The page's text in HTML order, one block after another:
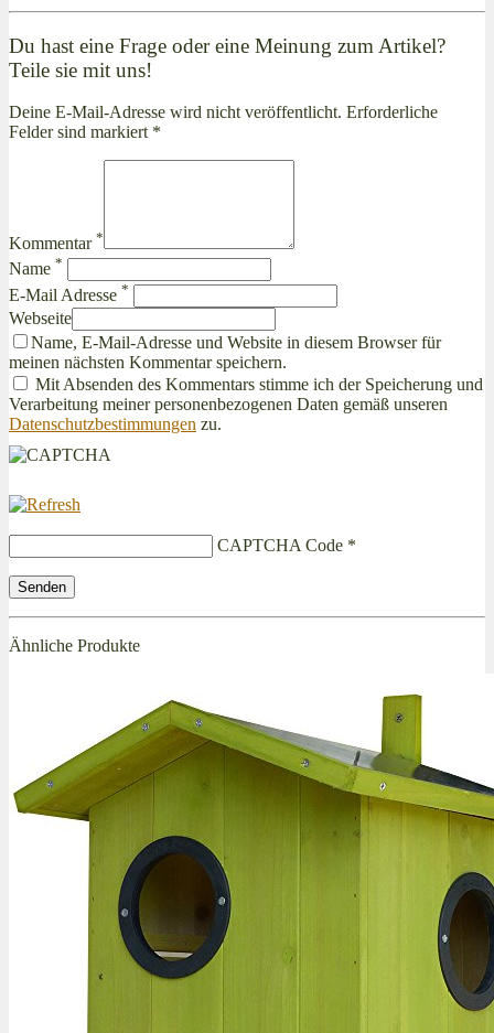
Du hast eine Frage oder eine Meinung zum Artikel?
Teile sie mit uns!
Deine E-Mail-Adresse wird nicht veröffentlicht. Erforderliche
Felder sind markiert *
Kommentar *
Name *
E-Mail Adresse *
Webseite
Name, E-Mail-Adresse und Website in diesem Browser für
meinen nächsten Kommentar speichern.
Mit Absenden des Kommentars stimme ich der Speicherung und
Verarbeitung meiner personenbezogenen Daten gemäß unseren
Datenschutzbestimmungen zu.
CAPTCHA Code *
Ähnliche Produkte